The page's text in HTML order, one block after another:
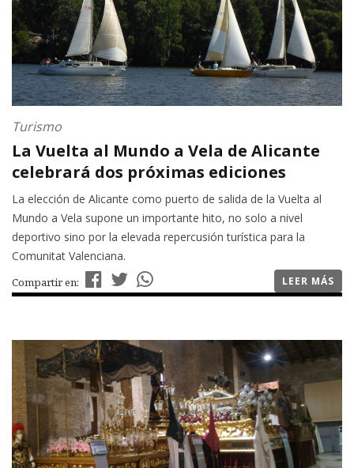
Turismo
La Vuelta al Mundo a Vela de Alicante
celebrará dos próximas ediciones
La elección de Alicante como puerto de salida de la Vuelta al
Mundo a Vela supone un importante hito, no solo a nivel
deportivo sino por la elevada repercusión turística para la
Comunitat Valenciana.
Compartir en: LEER MÁS